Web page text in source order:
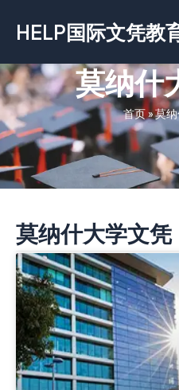
容
HELP国际文凭教
莫纳什
首页»莫
莫纳什大学‌‌‌‌文凭